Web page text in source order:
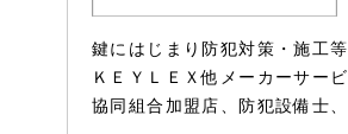
鍵にはじまり防犯対策・施工
ＫＥＹＬＥＸ他メーカーサー
協同組合加盟店、防犯設備士